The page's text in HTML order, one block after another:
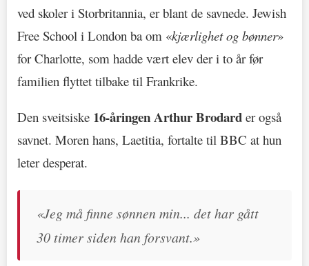
ved skoler i Storbritannia, er blant de savnede. Jewish
Free School i London ba om «kjærlighet og bønner»
for Charlotte, som hadde vært elev der i to år før
familien flyttet tilbake til Frankrike.
Den sveitsiske 16-åringenArthur Brodard er også
savnet. Moren hans, Laetitia, fortalte til BBC at hun
leter desperat.
«Jeg må finne sønnen min... det har gått
30 timer siden han forsvant.»